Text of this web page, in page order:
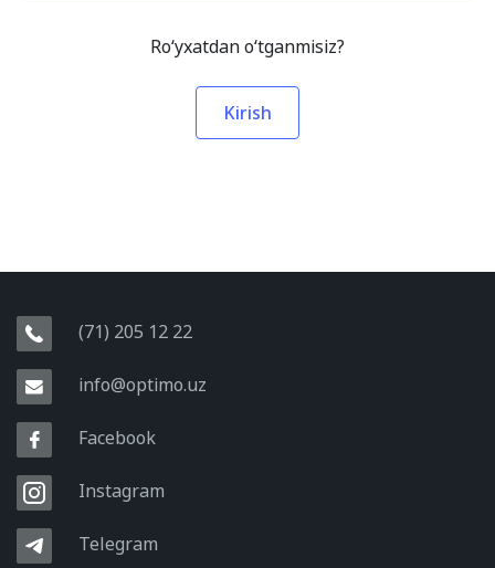
Ro‘yxatdan o‘tganmisiz?
Kirish
(71) 205 12 22
info@optimo.uz
Facebook
Instagram
Telegram